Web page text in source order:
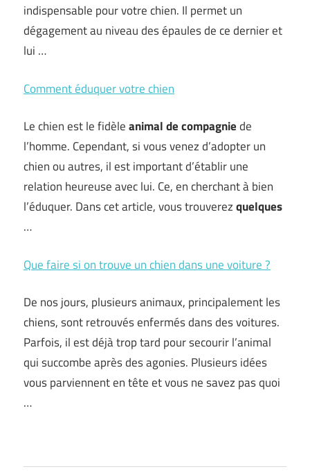
indispensable pour votre chien. Il permet un
dégagement au niveau des épaules de ce dernier et
lui …
Comment éduquer votre chien
Le chien est le fidèleanimal de compagniede
l’homme. Cependant, si vous venez d’adopter un
chien ou autres, il est important d’établir une
relation heureuse avec lui. Ce, en cherchant à bien
l’éduquer. Dans cet article, vous trouverezquelques
…
Que faire si on trouve un chien dans une voiture ?
De nos jours, plusieurs animaux, principalement les
chiens, sont retrouvés enfermés dans des voitures.
Parfois, il est déjà trop tard pour secourir l’animal
qui succombe après des agonies. Plusieurs idées
vous parviennent en tête et vous ne savez pas quoi
…